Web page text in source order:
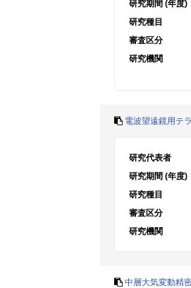
研究期間 (年度)
研究種目
審査区分
研究機関
電波望遠鏡用テ
研究代表者
研究期間 (年度)
研究種目
審査区分
研究機関
中層大気変動精